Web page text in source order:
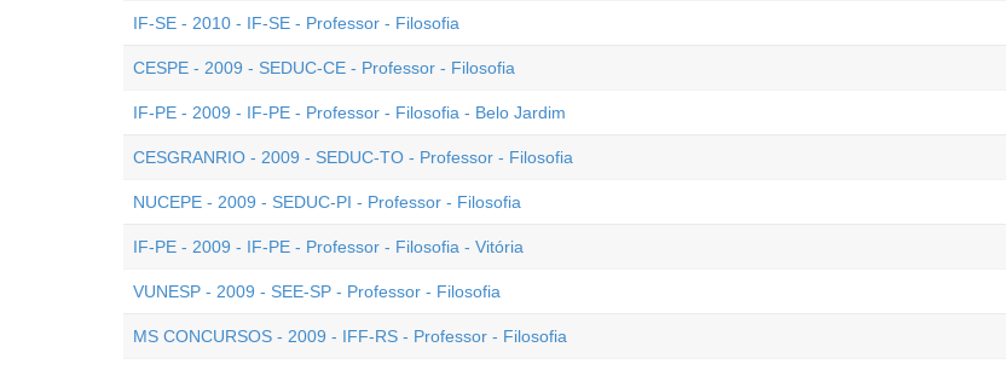
IF-SE - 2010 - IF-SE - Professor - Filosofia
CESPE - 2009 - SEDUC-CE - Professor - Filosofia
IF-PE - 2009 - IF-PE - Professor - Filosofia - Belo Jardim
CESGRANRIO - 2009 - SEDUC-TO - Professor - Filosofia
NUCEPE - 2009 - SEDUC-PI - Professor - Filosofia
IF-PE - 2009 - IF-PE - Professor - Filosofia - Vitória
VUNESP - 2009 - SEE-SP - Professor - Filosofia
MS CONCURSOS - 2009 - IFF-RS - Professor - Filosofia